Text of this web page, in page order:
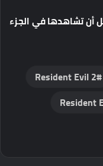
أن تشاهدها في الجزء
Resident Evil 2
Resident